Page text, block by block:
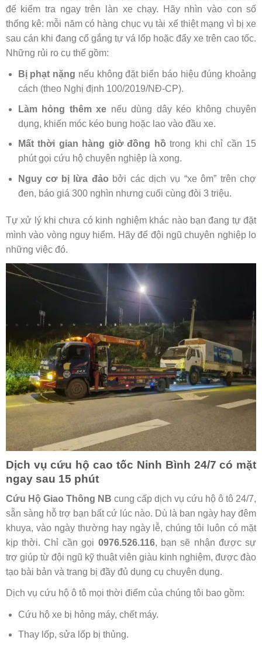
để kiểm tra ngay trên làn xe chạy. Hãy nhìn vào con số
thống kê: mỗi năm có hàng chục vụ tài xế thiệt mạng vì bị xe
sau cán khi đang cố gắng tự vá lốp hoặc đẩy xe trên cao tốc.
Những rủi ro cụ thể gồm:
Bị phạt nặng nếu không đặt biển báo hiệu đúng khoảng
cách (theo Nghị định 100/2019/NĐ-CP).
Làm hỏng thêm xe nếu dùng dây kéo không chuyên
dụng, khiến móc kéo bung hoặc lao vào đầu xe.
Mất thời gian hàng giờ đồng hồ trong khi chỉ cần 15
phút gọi cứu hộ chuyên nghiệp là xong.
Nguy cơ bị lừa đảo bởi các dịch vụ “xe ôm” trên chợ
đen, báo giá 300 nghìn nhưng cuối cùng đòi 3 triệu.
Tự xử lý khi chưa có kinh nghiệm khác nào bạn đang tự đặt
mình vào vòng nguy hiểm. Hãy để đội ngũ chuyên nghiệp lo
những việc đó.
Dịch vụ cứu hộ cao tốc Ninh Bình 24/7 có mặt
ngay sau 15 phút
Cứu Hộ Giao Thông NB cung cấp dịch vụ cứu hộ ô tô 24/7,
sẵn sàng hỗ trợ bạn bất cứ lúc nào. Dù là ban ngày hay đêm
khuya, vào ngày thường hay ngày lễ, chúng tôi luôn có mặt
kịp thời. Chỉ cần gọi 0976.526.116, bạn sẽ nhận được sự
trợ giúp từ đội ngũ kỹ thuật viên giàu kinh nghiệm, được đào
tạo bài bản và trang bị đầy đủ dụng cụ chuyên dụng.
Dịch vụ cứu hộ ô tô mọi thời điểm của chúng tôi bao gồm:
Cứu hộ xe bị hỏng máy, chết máy.
Thay lốp, sửa lốp bị thủng.